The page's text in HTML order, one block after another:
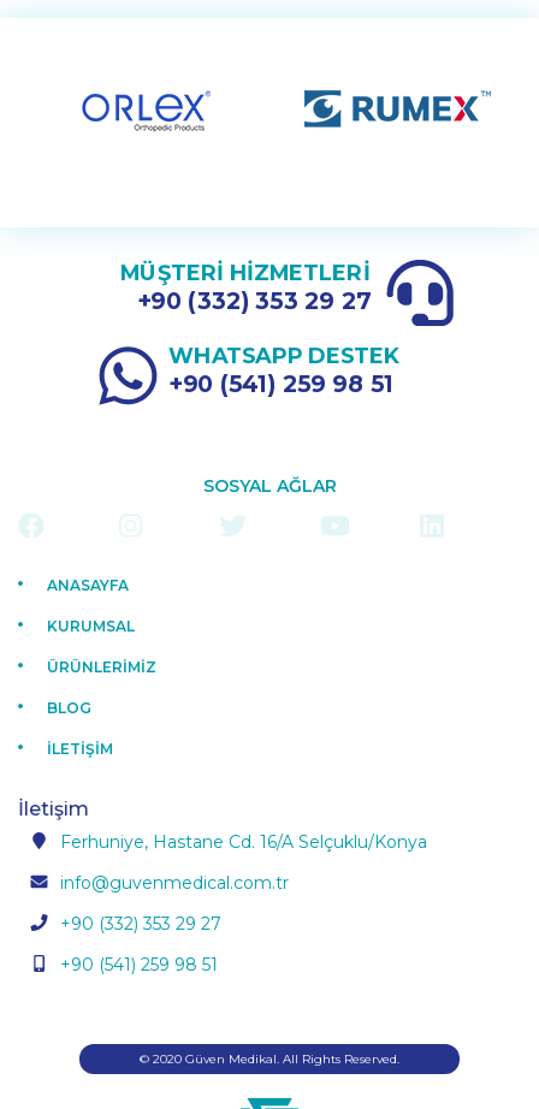
MÜŞTERİ HİZMETLERİ
+90 (332) 353 29 27
WHATSAPP DESTEK
+90 (541) 259 98 51
SOSYAL AĞLAR
ANASAYFA
KURUMSAL
ÜRÜNLERİMİZ
BLOG
İLETİŞİM
İletişim
Ferhuniye, Hastane Cd. 16/A Selçuklu/Konya
info@guvenmedical.com.tr
+90 (332) 353 29 27
+90 (541) 259 98 51
© 2020 Güven Medikal. All Rights Reserved.